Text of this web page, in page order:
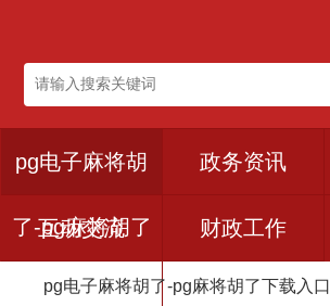
pg电子麻将胡
了-pg麻将胡了
下载入口
政务资讯
互动交流 财政工作
pg电子麻将胡了-pg麻将胡了下载入口